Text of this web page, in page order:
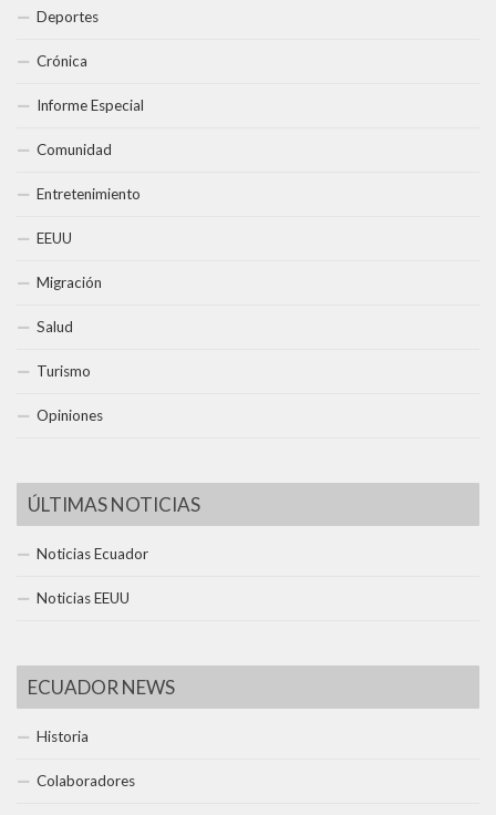
Deportes
Crónica
Informe Especial
Comunidad
Entretenimiento
EEUU
Migración
Salud
Turismo
Opiniones
ÚLTIMAS NOTICIAS
Noticias Ecuador
Noticias EEUU
ECUADOR NEWS
Historia
Colaboradores